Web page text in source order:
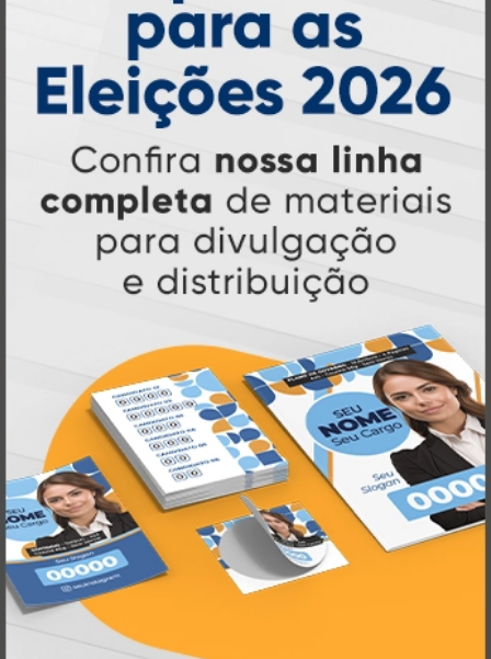
online. Tudo isso para ofereceragilidade,
qualidade e soluções inteligentes que
atendem às suas necessidades.
Liderança e Qualidade em
Impressão
Prestes a completar três décadas de
inovação e serviços, a Atual Card segue
como referência no mercado gráfico e de
personalização online, oferecendo
impressão digital e offset de alta
qualidade. Nosso segredo? Umportfólio
completo de produtos personalizados, um
. Tudo foi
projetado para proporcionara melhor
experiência de compra e a máxima
satisfação dos nossos clientes.
Tecnologia de Ponta em Impressão
Personalizada
Na Atual Card, você tem total liberdade para
enviar sua arte nos principais formatos dos
softwares gráficos mais utilizados, como
CorelDRAW (CDR), Photoshop (PSD) e
Illustrator (AI)
, além do padrão de
Canva
disponíveis na plataforma e enviar seus